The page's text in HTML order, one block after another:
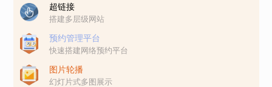
超链接
搭建多层级网站
预约管理平台
快速搭建网络预约平台
图片轮播
幻灯片式多图展示